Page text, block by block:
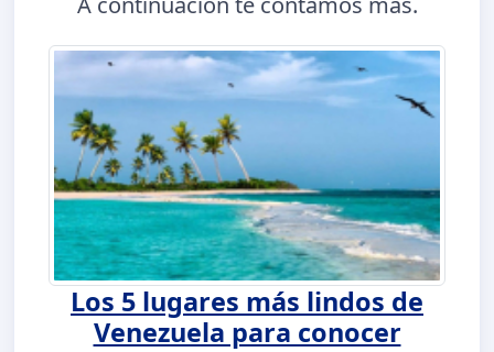
Los 5 lugares más lindos de
Venezuela para conocer